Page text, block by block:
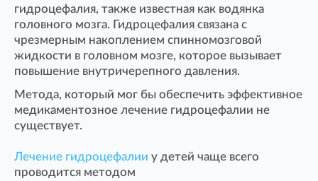
гидроцефалия, также известная как водянка
головного мозга. Гидроцефалия связана с
чрезмерным накоплением спинномозговой
жидкости в головном мозге, которое вызывает
повышение внутричерепного давления.
Метода, который мог бы обеспечить эффективное
медикаментозное лечение гидроцефалии не
существует.
Лечение гидроцефалии у детей чаще всего
проводится методом